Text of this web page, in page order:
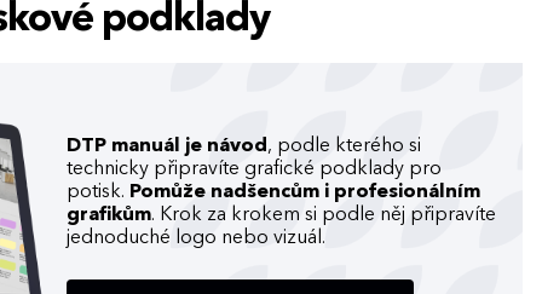
podklady
DTP manuál je návod , podle kterého si
technicky připravíte grafické podklady pro
potisk. Pomůže nadšencům i profesionálním
grafikům. Krok za krokem si podle něj připravíte
jednoduché logo nebo vizuál.